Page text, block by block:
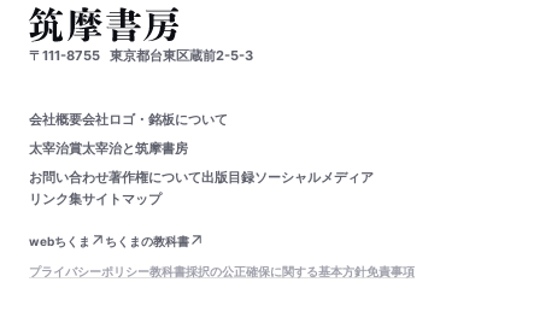
〒111-8755 東京都台東区蔵前2-5-3
会社概要会社ロゴ・銘板について
太宰治賞太宰治と筑摩書房
お問い合わせ著作権について出版目録ソーシャルメディア
リンク集サイトマップ
webちくま
ちくまの教科書
プライバシーポリシー教科書採択の公正確保に関する基本方針免責事項